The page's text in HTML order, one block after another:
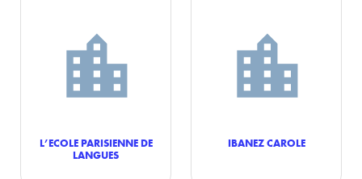
L’ECOLE PARISIENNE DE
LANGUES
IBANEZ CAROLE